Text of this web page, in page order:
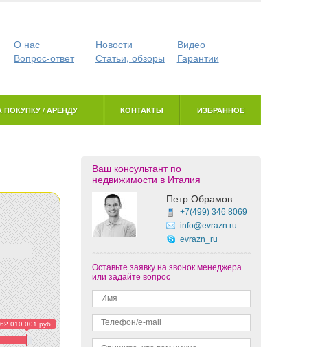
О нас Новости
Видео
Вопрос-ответ
Статьи, обзоры Гарантии
ПОКУПКУ / АРЕНДУ КОНТАКТЫ ИЗБРАННОЕ
62 010 001 руб.
Ваш консультант по
недвижимости в Италия
Петр Обрамов
+7(499)346 8069
info@evrazn.ru
evrazn_ru
Оставьте заявку на звонок менеджера
или задайте вопрос